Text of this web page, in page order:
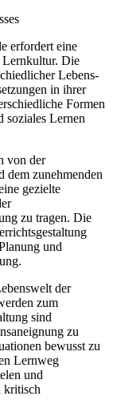
erfordert eine
Lernkultur. Die
Lebens-
in ihrer
Formen
soziales Lernen
von der
dem zunehmenden
gezielte
zu tragen. Die
und
der
zum
sind
zu
bewusst zu
Lernweg
und
kritisch